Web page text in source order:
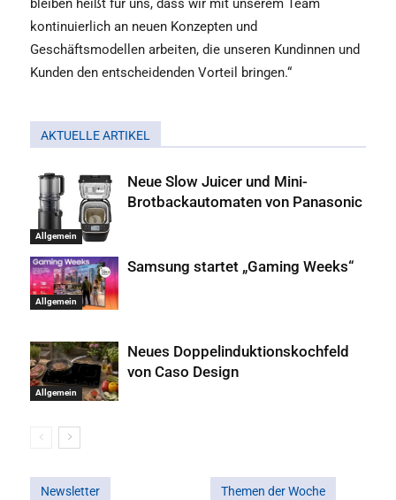
bleiben heißt für uns, dass wir mit unserem Team
kontinuierlich an neuen Konzepten und
Geschäftsmodellen arbeiten, die unseren Kundinnen und
Kunden den entscheidenden Vorteil bringen.“
AKTUELLE ARTIKEL
Allgemein
Neue Slow Juicer und Mini-
Brotbackautomaten von Panasonic
Allgemein
Samsung startet „Gaming Weeks“
Allgemein
Neues Doppelinduktionskochfeld
von Caso Design
Newsletter Themen der Woche